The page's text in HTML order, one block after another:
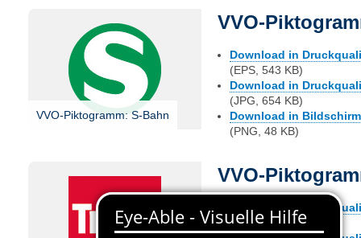
VVO-Piktogramm: S-Bahn
VVO-
Download in
(EPS, 543 KB)
Download in
(JPG, 654 KB)
Download in
(PNG, 48 KB)
VVO-
Download in
(EPS, 552 KB)